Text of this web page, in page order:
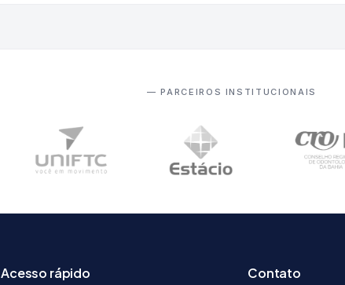
— PARCEIROS INSTITUCIONAIS
Acesso rápido Contato